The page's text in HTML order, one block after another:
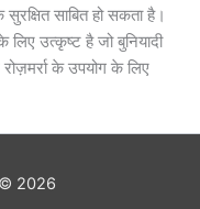
साबित हो सकता है।
उत्कृष्ट है जो बुनियादी
के उपयोग के लिए
2026